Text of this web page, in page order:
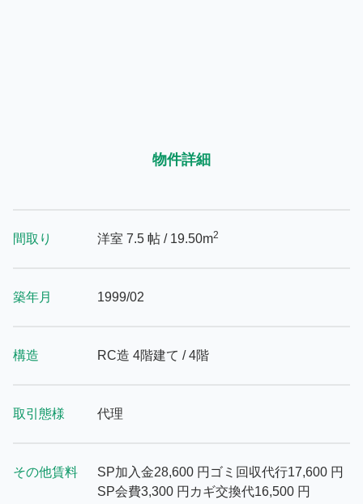
物件詳細
間取り 洋室 7.5 帖 / 19.50m2
築年月 1999/02
構造 RC造 4階建て / 4階
取引態様 代理
その他賃料 SP加入金28,600 円 ゴミ回収代行17,600 円
SP会費3,300 円 カギ交換代16,500 円